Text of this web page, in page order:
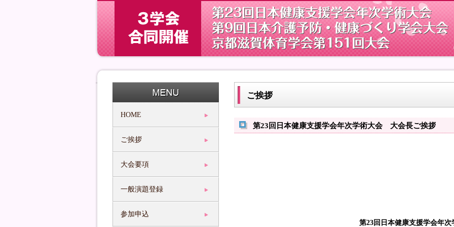
HOME
ご挨拶
大会要項
一般演題登録
参加申込
ご挨拶
第23回日本健康支援学会年次学術大会 大会長ご挨拶
第23回日本健康支援学会年次